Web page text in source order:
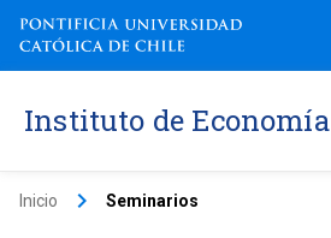
Instituto de Economía
Inicio keyboard_arrow_right Seminarios